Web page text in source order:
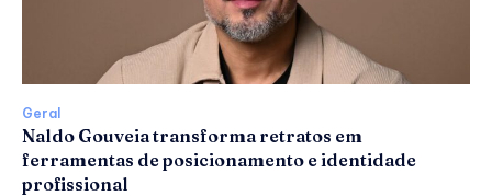
Geral
Naldo Gouveia transforma retratos em
ferramentas de posicionamento e identidade
profissional